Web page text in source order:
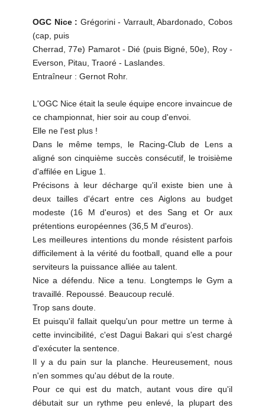
OGC Nice : Grégorini - Varrault, Abardonado, Cobos
(cap, puis
Cherrad, 77e) Pamarot - Dié (puis Bigné, 50e), Roy -
Everson, Pitau, Traoré - Laslandes.
Entraîneur : Gernot Rohr.
L'OGC Nice était la seule équipe encore invaincue de
ce championnat, hier soir au coup d'envoi.
Elle ne l'est plus !
Dans le même temps, le Racing-Club de Lens a
aligné son cinquième succès consécutif, le troisième
d'affilée en Ligue 1.
Précisons à leur décharge qu'il existe bien une à
deux tailles d'écart entre ces Aiglons au budget
modeste (16 M d'euros) et des Sang et Or aux
prétentions européennes (36,5 M d'euros).
Les meilleures intentions du monde résistent parfois
difficilement à la vérité du football, quand elle a pour
serviteurs la puissance alliée au talent.
Nice a défendu. Nice a tenu. Longtemps le Gym a
travaillé. Repoussé. Beaucoup reculé.
Trop sans doute.
Et puisqu'il fallait quelqu'un pour mettre un terme à
cette invincibilité, c'est Dagui Bakari qui s'est chargé
d'exécuter la sentence.
Il y a du pain sur la planche. Heureusement, nous
n'en sommes qu'au début de la route.
Pour ce qui est du match, autant vous dire qu'il
débutait sur un rythme peu enlevé, la plupart des